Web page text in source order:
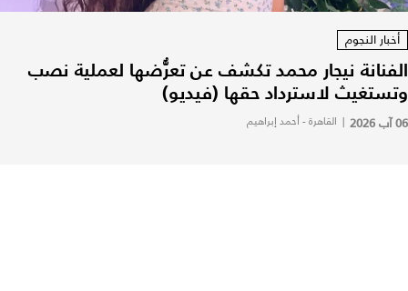
أخبار النجوم
الفنانة نيجار محمد تكشف عن تعرُّضها لعملية نصب
وتستغيث لاسترداد حقها (فيديو)
06 آب 2026 | القاهرة - أحمد إبراهيم